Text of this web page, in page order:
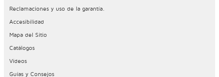
Reclamaciones y uso de la garantía.
Accesibilidad
Mapa del Sitio
Catálogos
Vídeos
Guías y Consejos